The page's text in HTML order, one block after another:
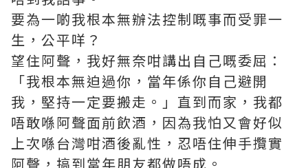
要為一啲我根本無辦法控制嘅事而受罪一
生，公平咩？
望住阿聲，我好無奈咁講出自己嘅委屈：
「我根本無迫過你，當年係你自己避開
我，堅持一定要搬走。」直到而家，我都
唔敢喺阿聲面前飲酒，因為我怕又會好似
上次喺台灣咁酒後亂性，忍唔住伸手攬實
阿聲，搞到當年朋友都做唔成。